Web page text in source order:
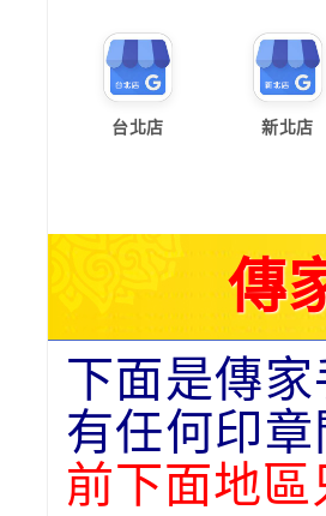
台北店 新北店
傳
下面是傳
有任何印
前下面地